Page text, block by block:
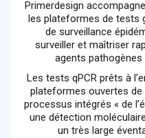
Primerdesign
les plateformes de tests
de surveillance
surveiller et maîtriser
agents
Les tests qPCR prêts à
plateformes ouvertes de
processus intégrés « de
une détection
un très large